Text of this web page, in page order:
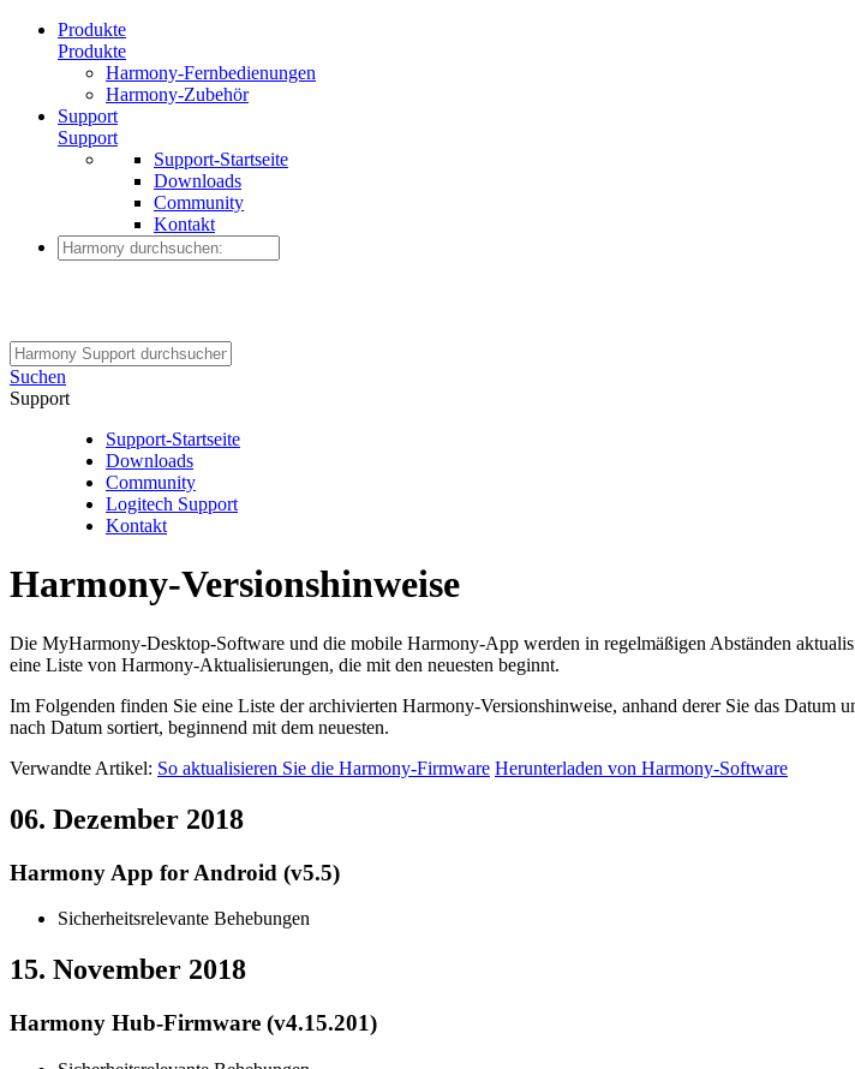
Produkte
Produkte
Harmony-Fernbedienungen
Harmony-Zubehör
Support
Support
Support-Startseite
Downloads
Community
Kontakt
Suchen
Support
Support-Startseite
Downloads
Community
Logitech Support
Kontakt
Harmony-Versionshinweise
Die MyHarmony-Desktop-Software und die mobile Harmony-App werden in regelmäßigen Abständen
eine Liste von Harmony-Aktualisierungen, die mit den neuesten beginnt.
Im Folgenden finden Sie eine Liste der archivierten Harmony-Versionshinweise, anhand derer Sie das
nach Datum sortiert, beginnend mit dem neuesten.
Verwandte Artikel: So aktualisieren Sie die Harmony-Firmware Herunterladen von Harmony-Software
06. Dezember 2018
Harmony App for Android (v5.5)
Sicherheitsrelevante Behebungen
15. November 2018
Harmony Hub-Firmware (v4.15.201)